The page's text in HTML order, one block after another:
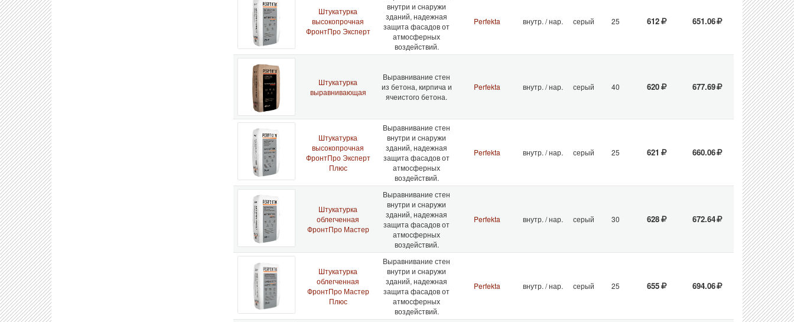
Штукатурка
высокопрочная
ФронтПро Эксперт
внутри и снаружи
зданий, надежная
защита фасадов от
атмосферных
воздействий.
Perfekta внутр. / нар. серый 25 612 651.06
Штукатурка
выравнивающая
Выравнивание стен
из бетона, кирпича и
ячеистого бетона.
Perfekta внутр. / нар. серый 40 620 677.69
Штукатурка
высокопрочная
ФронтПро Эксперт
Плюс
Выравнивание стен
внутри и снаружи
зданий, надежная
защита фасадов от
атмосферных
воздействий.
Perfekta внутр. / нар. серый 25 621 660.06
Штукатурка
облегченная
ФронтПро Мастер
Выравнивание стен
внутри и снаружи
зданий, надежная
защита фасадов от
атмосферных
воздействий.
Perfekta внутр. / нар. серый 30 628 672.64
Штукатурка
облегченная
ФронтПро Мастер
Плюс
Выравнивание стен
внутри и снаружи
зданий, надежная
защита фасадов от
атмосферных
воздействий.
Perfekta внутр. / нар. серый 25 655 694.06